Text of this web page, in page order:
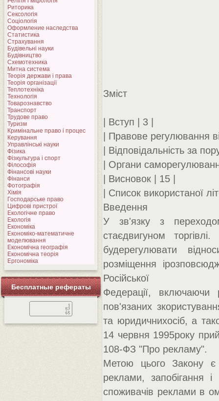
Риторика
Сексологія
Соціологія
Оформление наследства
Статистика
Страхування
Будівельні науки
Будівництво
Схемотехника
Митна система
Теорія держави і права
Теорія організації
Теплотехніка
Технологія
Товарознавство
Транспорт
Трудове право
Туризм
Кримінальне право і процес
Керування
Управлінські науки
Фізика
Фізкультура і спорт
Філософія
Фінансові науки
Фінанси
Фотографія
Хімія
Господарське право
Цифрові пристрої
Екологічне право
Екологія
Економіка
Економіко-математичне
моделювання
Економічна географія
Економічна теорія
Ергономіка
Бесплатные рефераты
Зміст
| Вступ | 3 |
| Правове регулювання
| Відповідальність за
| Органи
| Висновок | 15 |
| Список використаної
Введення
У зв'язку з
стаєдвигуном
будерегулювати
розміщення
Російської
Федерації, включаючи
пов'язаних
та юридичнихосіб, а
14 червня 1995року
108-ФЗ "Про рекламу".
Метою цього Закону є
реклами, запобігання
споживачів реклами в